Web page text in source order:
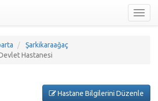
nav
Şarkikaraağaç
Hastanesi
Hastane Bilgilerini Düzenle